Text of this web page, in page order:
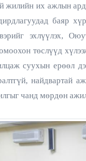
жилийн их ажлын
баяр
эхлүүлэх,
төслүүд
суухын ерөөл
найдвартай
чанд мөрдөн